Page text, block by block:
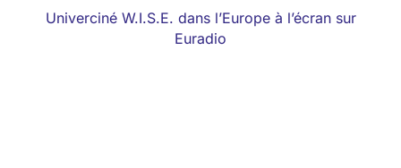
Univerciné W.I.S.E. dans l’Europe à l’écran sur
Euradio